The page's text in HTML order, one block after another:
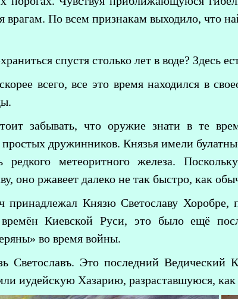
врагам. По всем признакам выходило, что
спустя столько лет в воде? Здесь
всего, все это время находился в
забывать, что оружие знати в те
дружинников. Князья имели
редкого метеоритного железа.
оно ржавеет далеко не так быстро, как
принадлежал Князю Светославу Хоробре,
Киевской Руси, это было ещё
во время войны.
Светославъ. Это последний Ведический
иудейскую Хазарию, разраставшуюся, как